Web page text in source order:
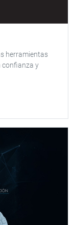
herramientas
confianza y